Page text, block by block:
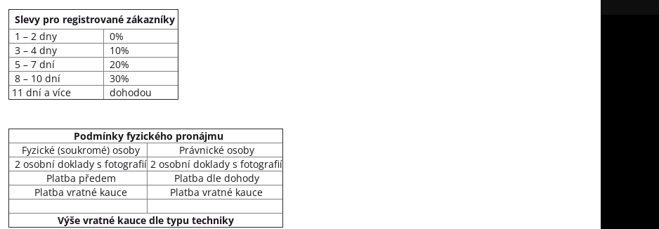
Slevy pro registrované zákazníky
1 – 2 dny
0%
3 – 4 dny
10%
5 – 7 dní
20%
8 – 10 dní
30%
11 dní a více
dohodou
Podmínky fyzického pronájmu
Fyzické (soukromé) osoby
Právnické osoby
2 osobní doklady s fotografií 2 osobní doklady s fotografií
Platba předem
Platba dle dohody
Platba vratné kauce
Platba vratné kauce
Výše vratné kauce dle typu techniky